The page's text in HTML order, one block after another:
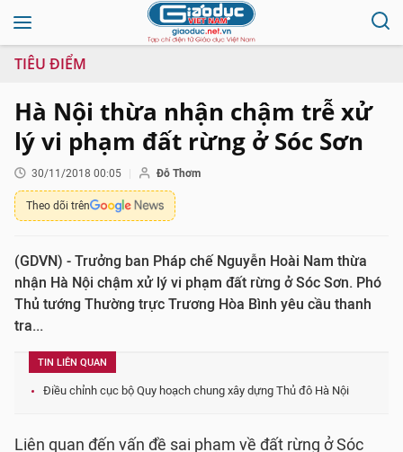
TIÊU ĐIỂM
Hà Nội thừa nhận chậm trễ xử
lý vi phạm đất rừng ở Sóc Sơn
30/11/2018 00:05 Đỗ Thơm
Theo dõi trên
(GDVN) - Trưởng ban Pháp chế Nguyễn Hoài Nam thừa
nhận Hà Nội chậm xử lý vi phạm đất rừng ở Sóc Sơn. Phó
Thủ tướng Thường trực Trương Hòa Bình yêu cầu thanh
tra...
TIN LIÊN QUAN
Điều chỉnh cục bộ Quy hoạch chung xây dựng Thủ đô Hà Nội
Liên quan đến vấn đề sai phạm về đất rừng ở Sóc